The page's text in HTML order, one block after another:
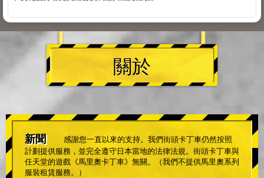
關於
新聞
感謝您一直以來的支持。我們街頭卡丁車仍然按照
計劃提供服務，並完全遵守日本當地的法律法規。街頭卡丁車與
任天堂的遊戲《馬里奧卡丁車》無關。（我們不提供馬里奧系列
服裝租賃服務。）